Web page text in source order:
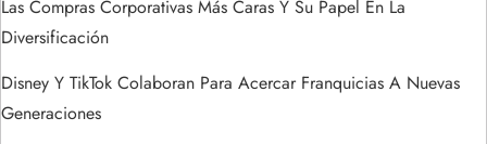
n
d
Las Compras Corporativas Más Caras Y Su Papel En La
Diversificación
Disney Y TikTok Colaboran Para Acercar Franquicias A Nuevas
Generaciones